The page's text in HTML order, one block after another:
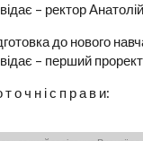
– ректор
до нового
– перший
о ч н і с п р а в и: